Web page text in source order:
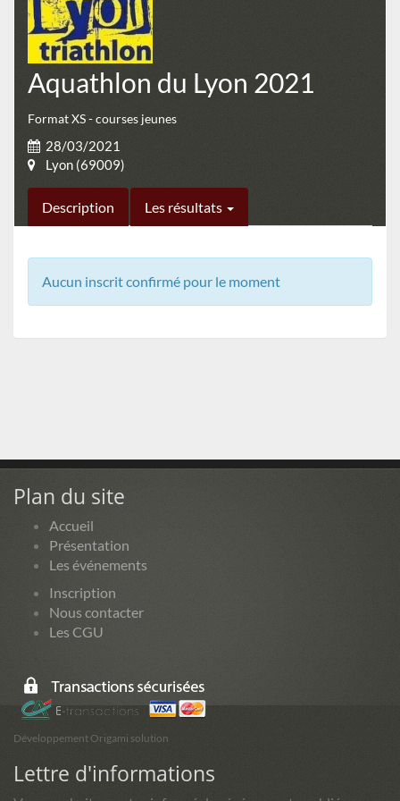
Aquathlon du Lyon 2021
Format XS - courses jeunes
28/03/2021
Lyon (69009)
Description Les résultats
Aucun inscrit confirmé pour le moment
Plan du site
Accueil
Présentation
Les événements
Inscription
Nous contacter
Les CGU
Développement Origami solution
Lettre d'informations